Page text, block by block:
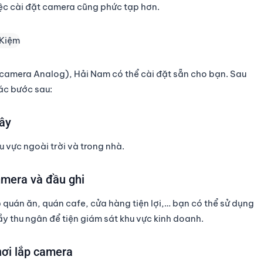
cài đặt camera cũng phức tạp hơn.
Analog), Hải Nam có thể cài đặt sẵn cho bạn. Sau
bước sau:
vực ngoài trời và trong nhà.
và đầu ghi
ăn, quán cafe, cửa hàng tiện lợi,… bạn có thể sử dụng
thu ngân để tiện giám sát khu vực kinh doanh.
lắp camera